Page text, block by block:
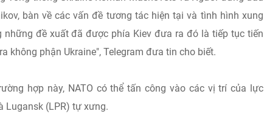
bàn về các vấn đề tương tác hiện tại và tình hình xung
đề xuất đã được phía Kiev đưa ra đó là tiếp tục tiến
không phận Ukraine", Telegram đưa tin cho biết.
hợp này, NATO có thể tấn công vào các vị trí của lực
Lugansk (LPR) tự xưng.